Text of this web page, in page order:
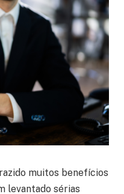
muitos benefícios
levantado sérias